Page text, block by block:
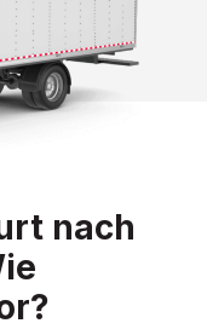
nach